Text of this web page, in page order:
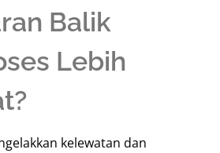
Balik
Lebih
kelewatan dan